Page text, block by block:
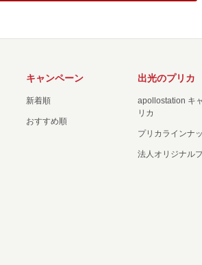
キャンペーン
新着順
おすすめ順
出光のプリカ
apollostation キ
リカ
プリカラインナ
法人オリジナル